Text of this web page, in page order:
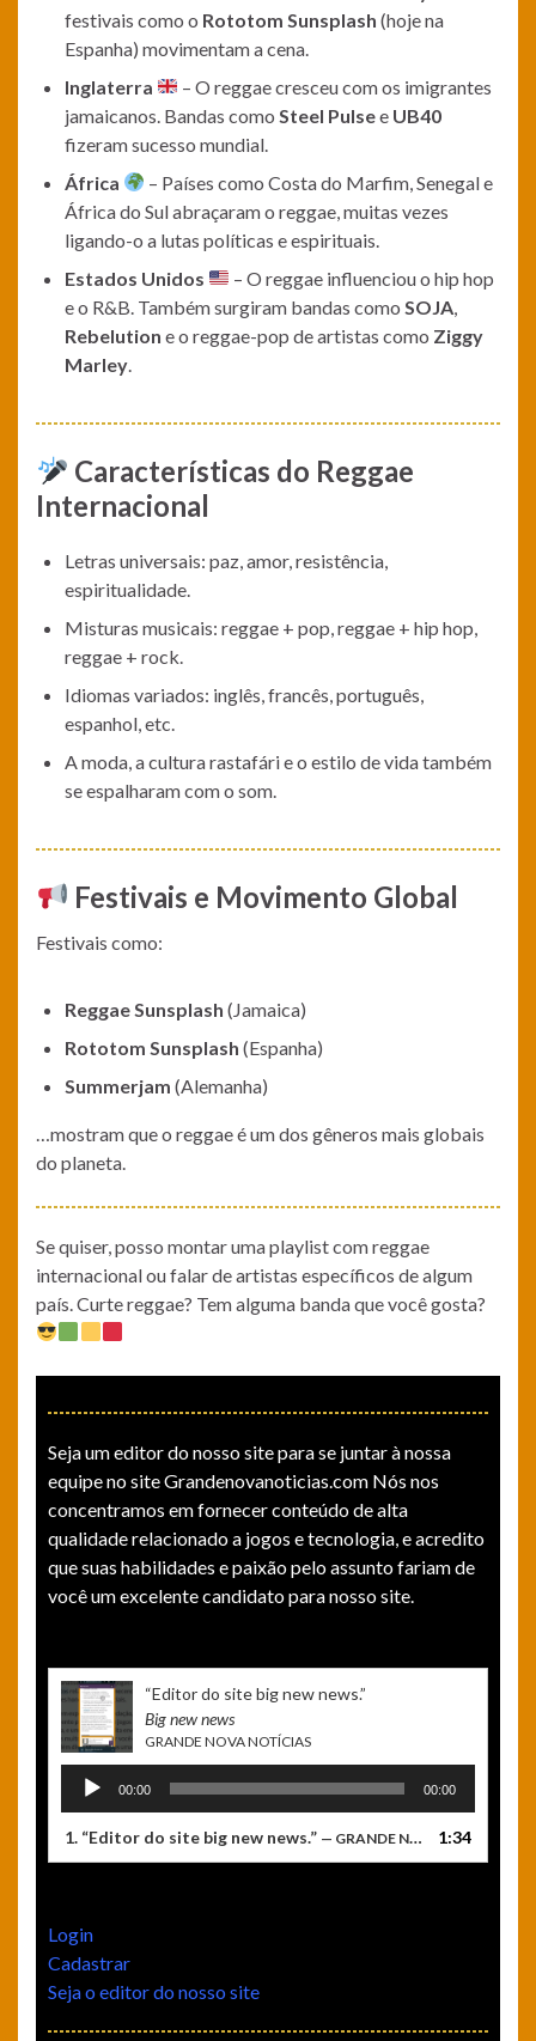
festivais como o Rototom Sunsplash (hoje na
Espanha) movimentam a cena.
Inglaterra
– O reggae cresceu com os imigrantes
jamaicanos. Bandas como Steel Pulsee UB40
fizeram sucesso mundial.
África
– Países como Costa do Marfim, Senegal e
África do Sul abraçaram o reggae, muitas vezes
ligando-o a lutas políticas e espirituais.
Estados Unidos
– O reggae influenciou o hip hop
e o R&B. Também surgiram bandas como SOJA
Rebelution e o reggae-pop de artistas como Ziggy
Marley
Características do Reggae
Internacional
Letras universais: paz, amor, resistência,
espiritualidade.
Misturas musicais: reggae + pop, reggae + hip hop,
reggae + rock.
Idiomas variados: inglês, francês, português,
espanhol, etc.
A moda, a cultura rastafári e o estilo de vida também
se espalharam com o som.
Festivais e Movimento Global
Festivais como:
Reggae Sunsplash (Jamaica)
Rototom Sunsplash (Espanha)
Summerjam (Alemanha)
…mostram que o reggae é um dos gêneros mais globais
do planeta.
Se quiser, posso montar uma playlist com reggae
internacional ou falar de artistas específicos de algum
país. Curte reggae? Tem alguma banda que você gosta?
Seja um editor do nosso site para se juntar à nossa
equipe no site Grandenovanoticias.com Nós nos
concentramos em fornecer conteúdo de alta
qualidade relacionado a jogos e tecnologia, e acredito
que suas habilidades e paixão pelo assunto fariam de
você um excelente candidato para nosso site.
“ Editor do site big new news.”
Big new news
GRANDE NOVA NOTÍCIAS
Tocador
áudio
00:00 00:00
1. “ Editor do site big new news.” — GRANDE NOVA NOTÍCIAS 1:34
Login
Cadastrar
Seja o editor do nosso site